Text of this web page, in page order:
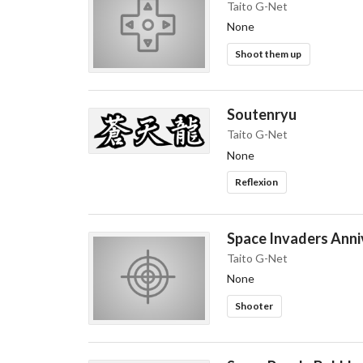
Taito G-Net
None
Shoot them up
Soutenryu
Taito G-Net
None
Reflexion
Space Invaders
Taito G-Net
None
Shooter